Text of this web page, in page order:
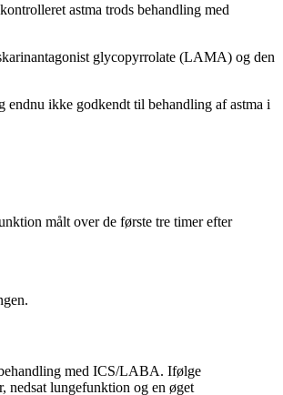
astma trods behandling med
glycopyrrolate (LAMA) og den
ikke godkendt til behandling af astma i
målt over de første tre timer efter
med ICS/LABA. Ifølge
nedsat lungefunktion og en øget